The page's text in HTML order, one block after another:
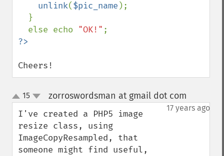
unlink($pic_name );
  else echo
"OK!"
Cheers!
up
down
15 zorroswordsman at gmail dot com
17 years ago
I've created a PHP5 image
resize class, using
ImageCopyResampled, that
someone might find useful,